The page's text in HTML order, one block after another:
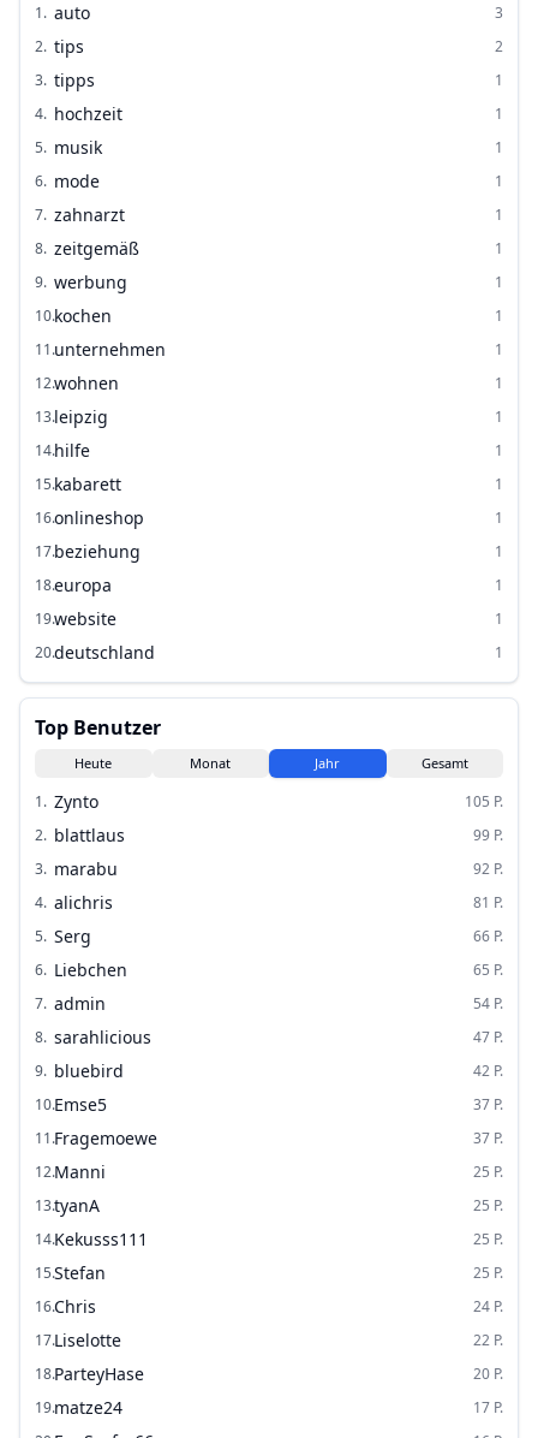
1. auto
3
2. tips
2
3. tipps
1
4. hochzeit
1
5. musik
1
6. mode
1
7. zahnarzt
1
8. zeitgemäß
1
9. werbung
1
10.kochen
1
11.unternehmen
1
12.wohnen
1
13.leipzig
1
14.hilfe
1
15.kabarett
1
16.onlineshop
1
17.beziehung
1
18.europa
1
19.website
1
20.deutschland 1
Top Benutzer
Heute Monat Jahr Gesamt
1. Zynto 105 P.
2. blattlaus 99 P.
3. marabu 92 P.
4. alichris 81 P.
5. Serg 66 P.
6. Liebchen 65 P.
7. admin 54 P.
8. sarahlicious 47 P.
9. bluebird 42 P.
10.Emse5 37 P.
11.Fragemoewe 37 P.
12.Manni 25 P.
13.tyanA 25 P.
14.Kekusss111 25 P.
15.Stefan 25 P.
16.Chris 24 P.
17.Liselotte 22 P.
18.ParteyHase 20 P.
19.matze24 17 P.